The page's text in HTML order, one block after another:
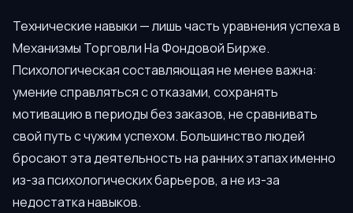
Технические навыки — лишь часть уравнения успеха в
Механизмы Торговли На Фондовой Бирже.
Психологическая составляющая не менее важна:
умение справляться с отказами, сохранять
мотивацию в периоды без заказов, не сравнивать
свой путь с чужим успехом. Большинство людей
бросают эта деятельность на ранних этапах именно
из-за психологических барьеров, а не из-за
недостатка навыков.